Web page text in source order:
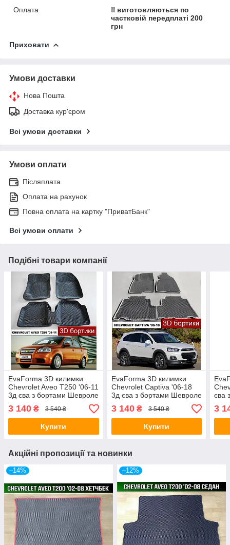
Оплата
‼️ виготовляються по
частковій передплаті 200
грн
Приховати
Умови доставки
Нова Пошта
Доставка кур'єром
Всі умови доставки
Умови оплати
Післяплата
Оплата на рахунок
Повна оплата на картку "ПриватБанк"
Всі умови оплати
Подібні товари компанії
EvaForma 3D килимки
Chevrolet Aveo Т250 '06-11
3д єва з бортами Шевроле
Авет Т250
3 140 ₴ 3 540 ₴
Купити
EvaForma 3D килимки
Chevrolet Captiva '06-18
3д єва з бортами Шевроле
Каптіва
3 140₴ 3 540 ₴
Купити
єва
3
Акційні пропозиції та новинки
–14% –12%